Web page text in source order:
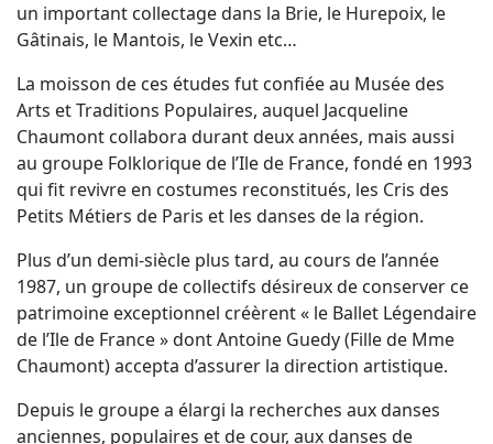
un important collectage dans la Brie, le Hurepoix, le
Gâtinais, le Mantois, le Vexin etc…
La moisson de ces études fut confiée au Musée des
Arts et Traditions Populaires, auquel Jacqueline
Chaumont collabora durant deux années, mais aussi
au groupe Folklorique de l’Ile de France, fondé en 1993
qui fit revivre en costumes reconstitués, les Cris des
Petits Métiers de Paris et les danses de la région.
Plus d’un demi-siècle plus tard, au cours de l’année
1987, un groupe de collectifs désireux de conserver ce
patrimoine exceptionnel créèrent « le Ballet Légendaire
de l’Ile de France » dont Antoine Guedy (Fille de Mme
Chaumont) accepta d’assurer la direction artistique.
Depuis le groupe a élargi la recherches aux danses
anciennes, populaires et de cour, aux danses de